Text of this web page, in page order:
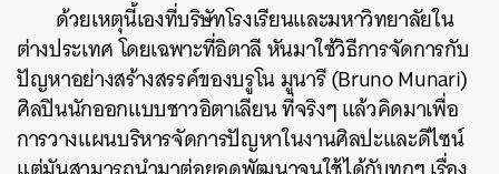
ด้วยเหตุนี้เองที่บริษัทโรงเรียนและมหาวิทยาลัยใน
ต่างประเทศ โดยเฉพาะที่อิตาลี หันมาใช้วิธีการจัดการกับ
ปัญหาอย่างสร้างสรรค์ของบรูโน มูนารี (Bruno Munari)
ศิลปินนักออกแบบชาวอิตาเลียน ที่จริงๆ แล้วคิดมาเพื่อ
การวางแผนบริหารจัดการปัญหาในงานศิลปะและดีไซน์